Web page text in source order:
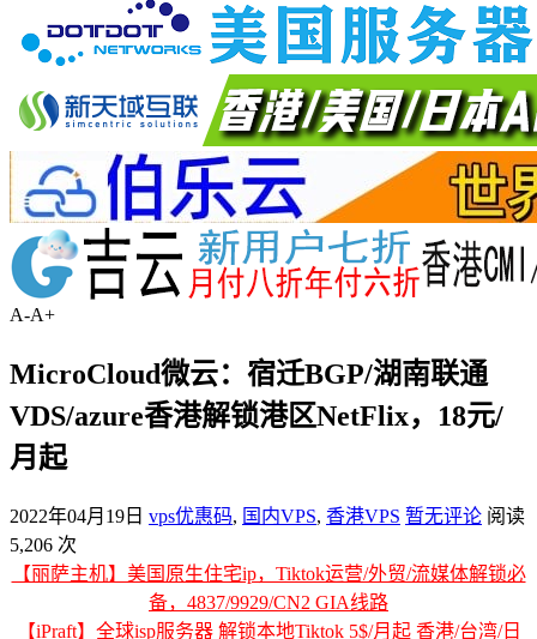
A-A+
MicroCloud微云：宿迁BGP/湖南联通
VDS/azure香港解锁港区NetFlix，18元/
月起
2022年04月19日 vps优惠码, 国内VPS, 香港VPS 暂无评论 阅读
5,206 次
【丽萨主机】美国原生住宅ip，Tiktok运营/外贸/流媒体解锁必
备，4837/9929/CN2 GIA线路
【iPraft】全球isp服务器 解锁本地Tiktok 5$/月起 香港/台湾/日